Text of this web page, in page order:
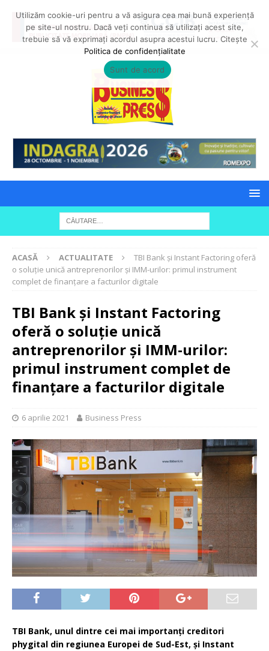
ACASĂ ACTUALITATE
TBI Bank și Instant Factoring oferă
o soluție unică antreprenorilor și IMM-urilor: primul instrument
complet de finanțare a facturilor digitale
TBI Bank și Instant Factoring
oferă o soluție unică
antreprenorilor și IMM-urilor:
primul instrument complet de
finanțare a facturilor digitale
6 aprilie 2021 Business Press
TBI Bank, unul dintre cei mai importanți creditori
phygital din regiunea Europei de Sud-Est, și Instant
Utilizăm cookie-uri pentru a vă asigura cea mai bună experiență
pe site-ul nostru. Dacă veți continua să utilizați acest site,
trebuie să vă exprimați acordul asupra acestui lucru. Citește
Politica de confidențialitate
Sunt de acord